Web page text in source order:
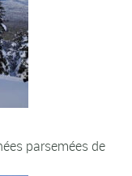
parsemées de